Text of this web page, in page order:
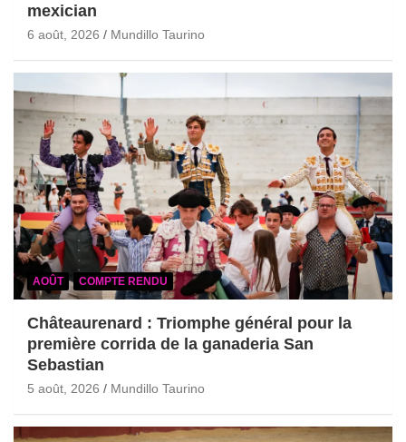
mexician
6 août, 2026 Mundillo Taurino
AOÛT COMPTE RENDU
Châteaurenard : Triomphe général pour la
première corrida de la ganaderia San
Sebastian
5 août, 2026 Mundillo Taurino